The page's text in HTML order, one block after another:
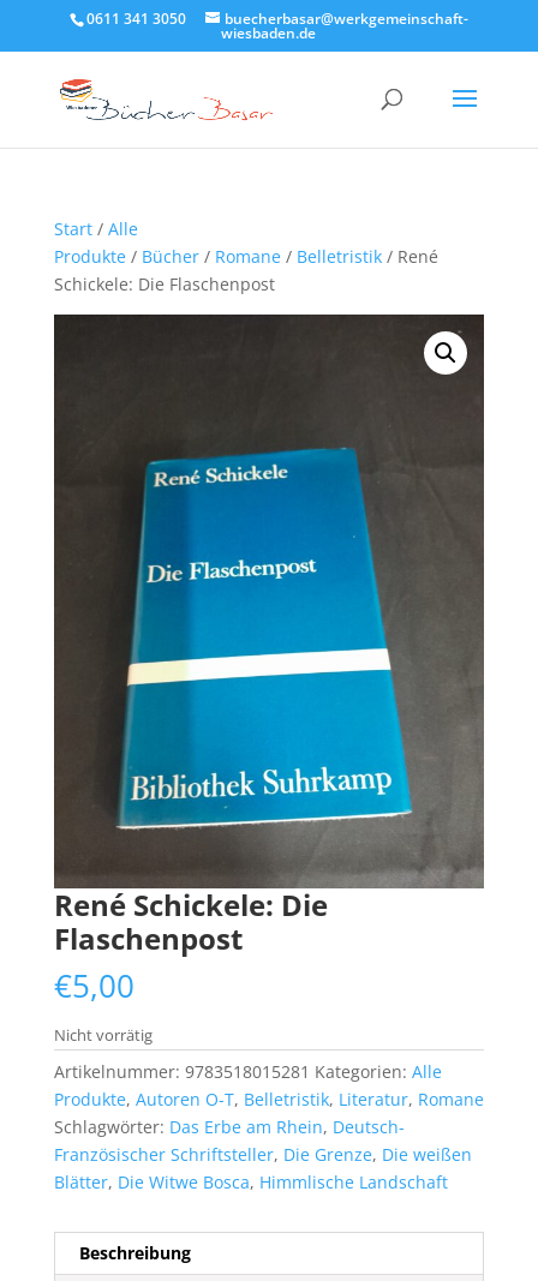
0611 341 3050 buecherbasar@werkgemeinschaft-
wiesbaden.de
Start/ Alle
Produkte/ Bücher/ Romane/ Belletristik/ René
Schickele: Die Flaschenpost
René Schickele: Die
Flaschenpost
€5,00
Nicht vorrätig
Artikelnummer: 9783518015281 Kategorien: Alle
Produkte, Autoren O-T, Belletristik, Literatur, Romane
Schlagwörter: Das Erbe am Rhein, Deutsch-
Französischer Schriftsteller, Die Grenze, Die weißen
Blätter, Die Witwe Bosca, Himmlische Landschaft
Beschreibung